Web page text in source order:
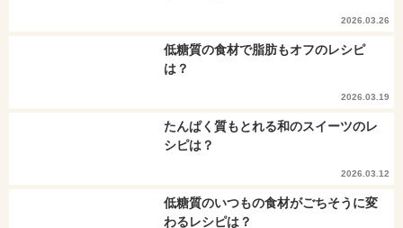
2026.03.26
低糖質の食材で脂肪もオフのレシピ
は？
2026.03.19
たんぱく質もとれる和のスイーツのレ
シピは？
2026.03.12
低糖質のいつもの食材がごちそうに変
わるレシピは？